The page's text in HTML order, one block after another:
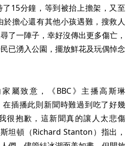
15分鐘，等到被抬上擔架，又至
於擔心還有其他小孩遇難，搜救人
了一陣子，幸好沒傳出更多傷亡，
已湧入公園，擺放鮮花及玩偶悼念
屬致意，《BBC》主播高斯琳
在插播此則新聞時難過到吃了好幾
很抱歉，這新聞真的讓人太悲傷
坦頓（Richard Stanton）指出，